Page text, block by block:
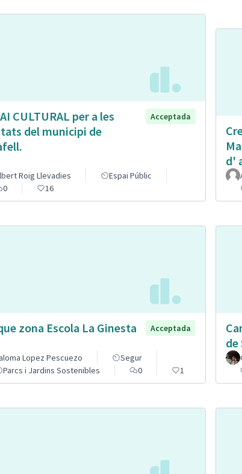
CULTURAL per a les
del municipi de
Acceptada
Roig Llevadies
Espai Públic
0
16
d'
zona Escola La Ginesta Acceptada
Lopez Pescuezo
Segur
Parcs i Jardins Sostenibles
0 1
de